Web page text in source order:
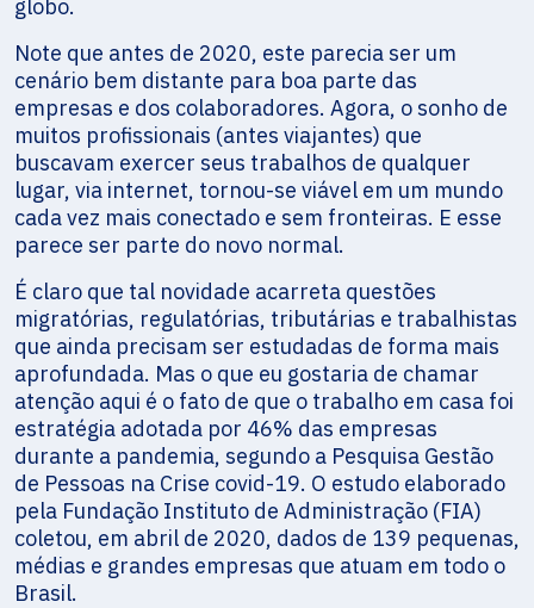
globo.
Note que antes de 2020, este parecia ser um
cenário bem distante para boa parte das
empresas e dos colaboradores. Agora, o sonho de
muitos profissionais (antes viajantes) que
buscavam exercer seus trabalhos de qualquer
lugar, via internet, tornou-se viável em um mundo
cada vez mais conectado e sem fronteiras. E esse
parece ser parte do novo normal.
É claro que tal novidade acarreta questões
migratórias, regulatórias, tributárias e trabalhistas
que ainda precisam ser estudadas de forma mais
aprofundada. Mas o que eu gostaria de chamar
atenção aqui é o fato de que o trabalho em casa foi
estratégia adotada por 46% das empresas
durante a pandemia, segundo a Pesquisa Gestão
de Pessoas na Crise covid-19. O estudo elaborado
pela Fundação Instituto de Administração (FIA)
coletou, em abril de 2020, dados de 139 pequenas,
médias e grandes empresas que atuam em todo o
Brasil.